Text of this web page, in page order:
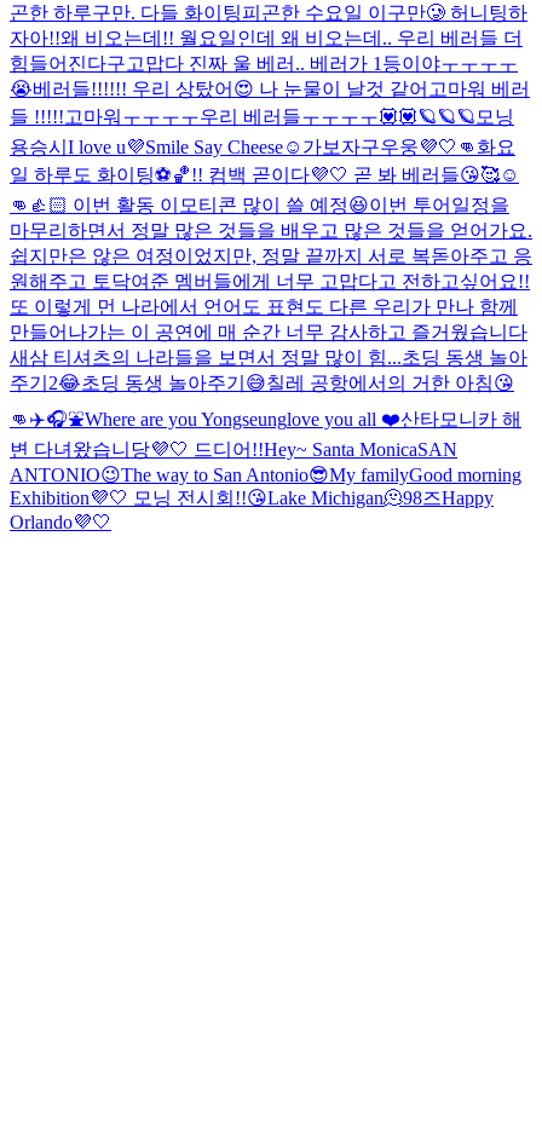
곤한 하루구만. 다들 화이팅피곤한 수요일 이구만🥲 허니팅하
자아!!왜 비오는데!! 월요일인데 왜 비오는데.. 우리 베러들 더
힘들어진다구고맙다 진짜 울 베러.. 베러가 1등이야ㅜㅜㅜㅜ
😭베러들!!!!!! 우리 상탔어😍 나 눈물이 날것 같어 고마워 베러
들 !!!!!고마워ㅜㅜㅜㅜ우리 베러들ㅜㅜㅜㅜ💟💟🪐🪐🪐 모닝
용승시 I love u💜Smile Say Cheese☺️ 가보자구우웅💜🤍👊 화요
일 하루도 화이팅⚽️🏀!! 컴백 곧이다💜🤍 곧 봐 베러들😘🥰☺️
👊👍🏻 이번 활동 이모티콘 많이 쓸 예정😆이번 투어일정을
마무리하면서 정말 많은 것들을 배우고 많은 것들을 얻어가요.
쉽지만은 않은 여정이었지만, 정말 끝까지 서로 복돋아주고 응
원해주고 토닥여준 멤버들에게 너무 고맙다고 전하고싶어요!!
또 이렇게 먼 나라에서 언어도 표현도 다른 우리가 만나 함께
만들어나가는 이 공연에 매 순간 너무 감사하고 즐거웠습니다
새삼 티셔츠의 나라들을 보면서 정말 많이 힘...초딩 동생 놀아
주기2😂초딩 동생 놀아주기😅칠레 공항에서의 거한 아침😘
👊 ✈️🎧⛲️Where are you Yongseunglove you all ❤️산타모니카 해
변 다녀왔습니당💜🤍 드디어!!Hey~ Santa MonicaSAN
ANTONIO😉The way to San Antonio😎My familyGood morning
Exhibition💜🤍 모닝 전시회!!😘Lake Michigan🫠98즈Happy
Orlando💜🤍